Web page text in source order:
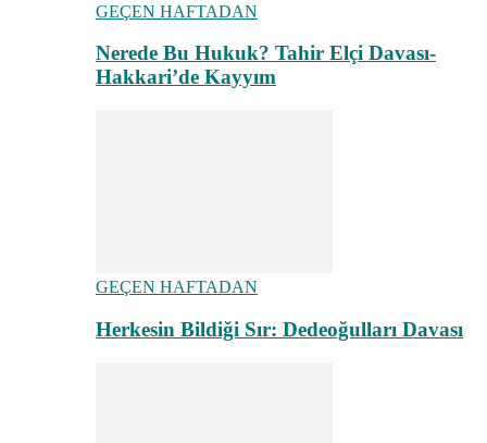
GEÇEN HAFTADAN
Nerede Bu Hukuk? Tahir Elçi Davası-
Hakkari’de Kayyım
GEÇEN HAFTADAN
Herkesin Bildiği Sır: Dedeoğulları Davası